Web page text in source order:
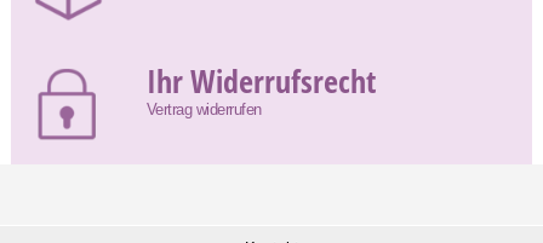
Ihr Widerrufsrecht
Vertrag widerrufen